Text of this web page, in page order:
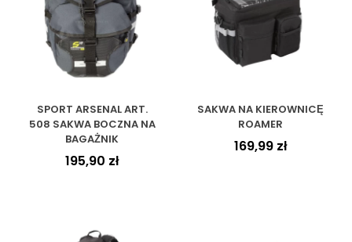
SPORT ARSENAL ART.
508 SAKWA BOCZNA NA
BAGAŻNIK
195,90 zł
SAKWA NA KIEROWNICĘ
ROAMER
169,99 zł